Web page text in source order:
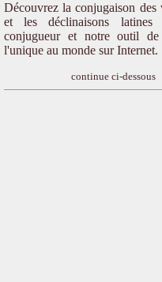
Découvrez la conjugaison des
et les déclinaisons latines
conjugueur et notre outil de
l'unique au monde sur Internet.
continue ci-dessous